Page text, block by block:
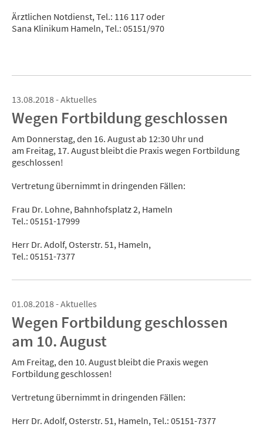
Ärztlichen Notdienst, Tel.: 116 117 oder
Sana Klinikum Hameln, Tel.: 05151/970
13.08.2018 - Aktuelles
Wegen Fortbildung geschlossen
Am Donnerstag, den 16. August ab 12:30 Uhr und
am Freitag, 17. August bleibt die Praxis wegen Fortbildung
geschlossen!
Vertretung übernimmt in dringenden Fällen:
Frau Dr. Lohne, Bahnhofsplatz 2, Hameln
Tel.: 05151-17999
Herr Dr. Adolf, Osterstr. 51, Hameln,
Tel.: 05151-7377
01.08.2018 - Aktuelles
Wegen Fortbildung geschlossen
am 10. August
Am Freitag, den 10. August bleibt die Praxis wegen
Fortbildung geschlossen!
Vertretung übernimmt in dringenden Fällen:
Herr Dr. Adolf, Osterstr. 51, Hameln, Tel.: 05151-7377